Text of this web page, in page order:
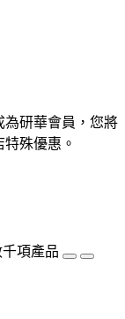
為研華會員，您將
殊優惠。
項產品